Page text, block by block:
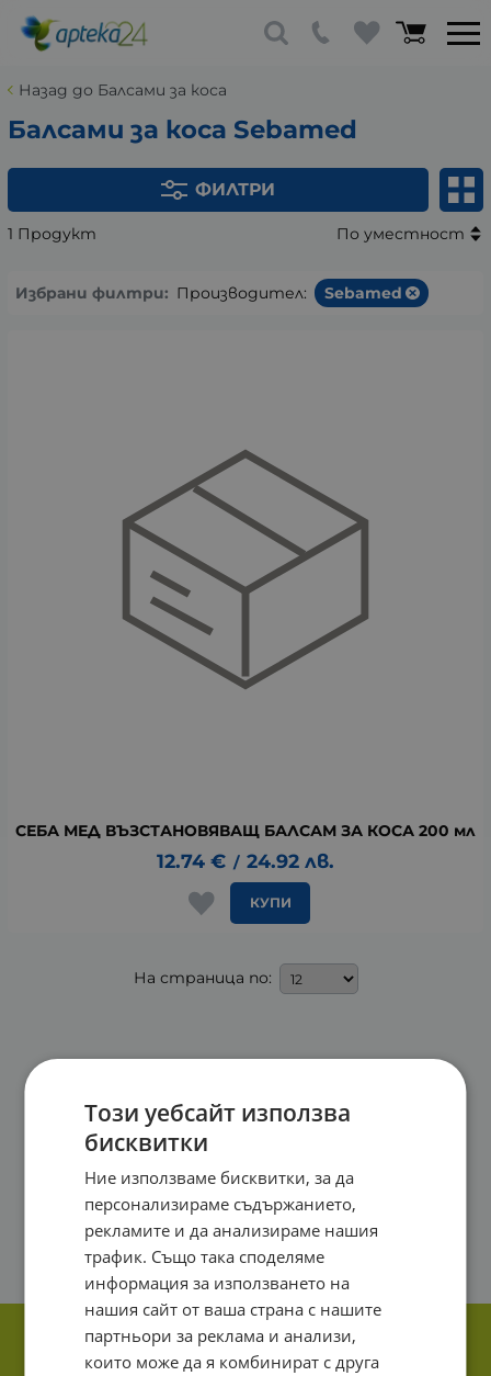
Назад до Балсами за коса
Балсами за коса Sebamed
ФИЛТРИ
1 Продукт По уместност
Избрани филтри: Производител: Sebamed
СЕБА МЕД ВЪЗСТАНОВЯВАЩ БАЛСАМ ЗА КОСА 200 мл
12.74 € / 24.92 лв.
КУПИ
На страница по:
Този уебсайт използва
бисквитки
Ние използваме бисквитки, за да
персонализираме съдържанието,
рекламите и да анализираме нашия
трафик. Също така споделяме
информация за използването на
нашия сайт от ваша страна с нашите
партньори за реклама и анализи,
които може да я комбинират с друга